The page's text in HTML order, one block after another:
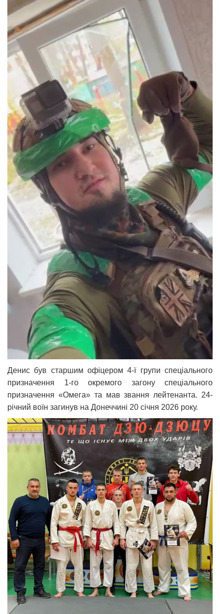
Денис був старшим офіцером 4-ї групи спеціального
призначення 1-го окремого загону спеціального
призначення «Омега» та мав звання лейтенанта. 24-
річний воїн загинув на Донеччині 20 січня 2026 року.